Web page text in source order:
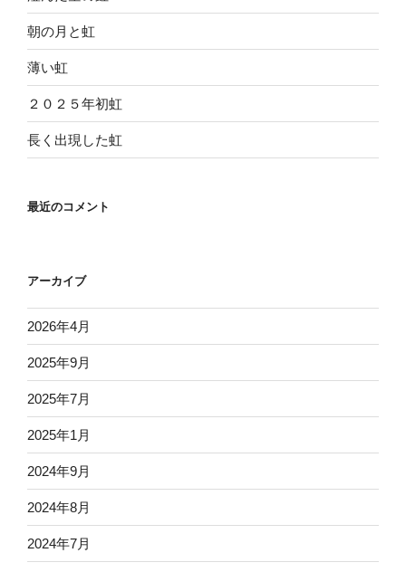
朝の月と虹
薄い虹
２０２５年初虹
長く出現した虹
最近のコメント
アーカイブ
2026年4月
2025年9月
2025年7月
2025年1月
2024年9月
2024年8月
2024年7月